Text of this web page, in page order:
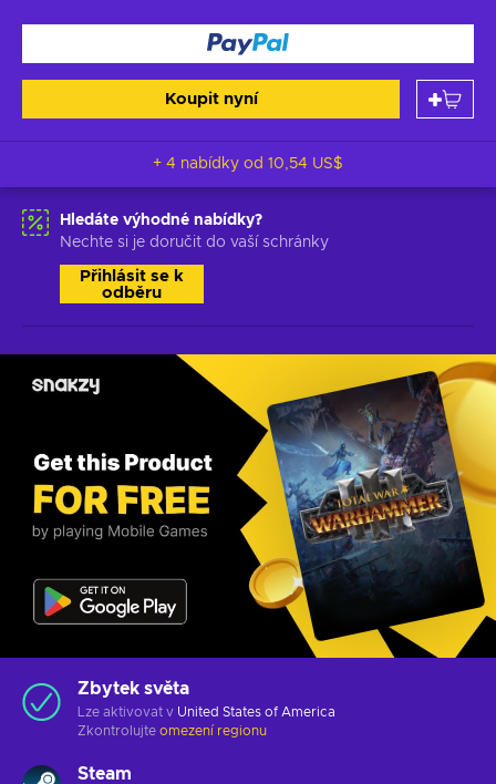
Koupit nyní
+ 4 nabídky od 10,54 US$
Hledáte výhodné nabídky?
Nechte si je doručit do vaší schránky
Přihlásit se k
odběru
Zbytek světa
Lze aktivovat v United States of America
Zkontrolujte omezení regionu
Steam